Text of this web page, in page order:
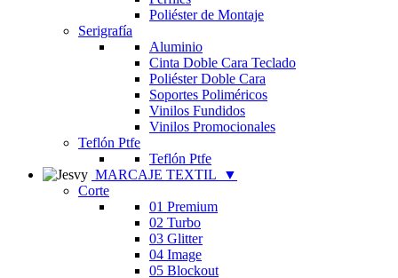
Poliéster de Montaje
Serigrafía
Aluminio
Cinta Doble Cara Teclado
Poliéster Doble Cara
Soportes Poliméricos
Vinilos Fundidos
Vinilos Promocionales
Teflón Ptfe
Teflón Ptfe
MARCAJE TEXTIL
▼
Corte
01 Premium
02 Turbo
03 Glitter
04 Image
05 Blockout